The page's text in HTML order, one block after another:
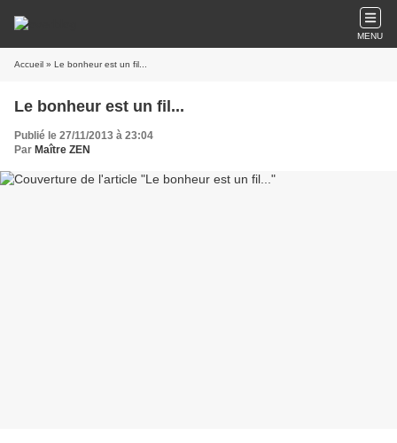
MENU
Accueil » Le bonheur est un fil...
Le bonheur est un fil...
Publié le 27/11/2013 à 23:04
Par Maître ZEN